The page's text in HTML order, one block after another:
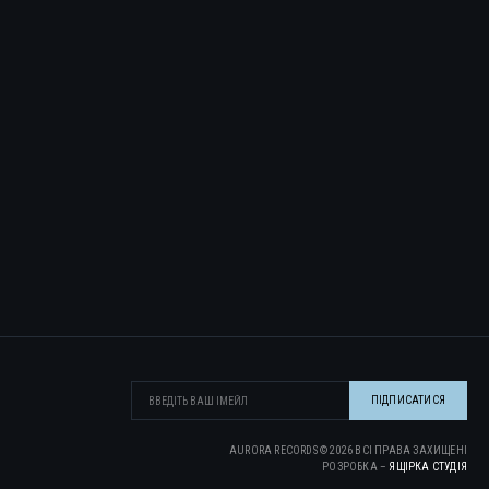
AURORA RECORDS ©2026 ВСІ ПРАВА ЗАХИЩЕНІ
РОЗРОБКА – ЯЩІРКА CТУДІЯ